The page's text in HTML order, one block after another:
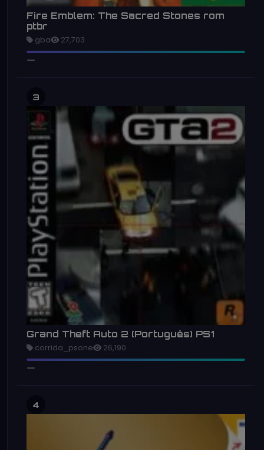
Fire Emblem: The Sacred Stones rom
ptbr
gba 27,703
3
Grand Theft Auto 2 (Português) PS1
corrida_psone 26,190
4